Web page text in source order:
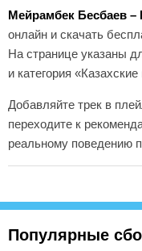
Мейрамбек Бесбаев –
онлайн и скачать
На странице указаны
и категория «Казахские
Добавляйте трек в
переходите к
реальному поведению
Популярные